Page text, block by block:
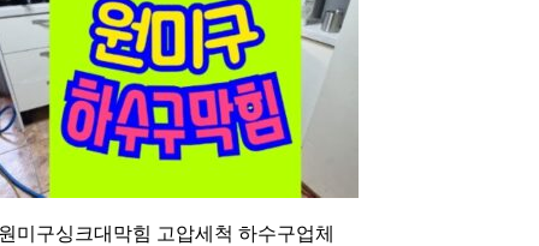
미구싱크대막힘 고압세척 하수구업체